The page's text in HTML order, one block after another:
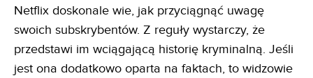
Netflix doskonale wie, jak przyciągnąć uwagę
swoich subskrybentów. Z reguły wystarczy, że
przedstawi im wciągającą historię kryminalną. Jeśli
jest ona dodatkowo oparta na faktach, to widzowie